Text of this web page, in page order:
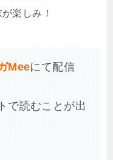
楽しみ！
Meeにて配信
で読むことが出